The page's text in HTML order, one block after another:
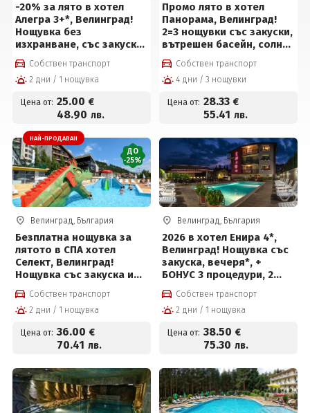
-20% за лято в хотел
Алегра 3+*, Велинград!
Нощувка без
изхранване, със закуска,
обяд*, вечеря*, външен
и вътрешен басейн с
минерална вода,
от 25 € на човек
Собствен транспорт
2 дни / 1 нощувка
Цена от: 25.00 €
48.90 лв.
Промо лято в хотел
Панорама, Велинград!
2=3 нощувки със закуски,
вътрешен басейн, солна
стая и сауна за 85 евро
на човек
Собствен транспорт
4 дни / 3 нощувки
Цена от: 28.33 €
55.41 лв.
НАЙ-ПРОДАВАН
ДО
-25%
Велинград, България
Безплатна нощувка за
лятото в СПА хотел
Селект, Велинград!
Нощувка със закуска и
вечеря + обяд* или на All
inclusive light, вътрешен
басейн с полу-
минерална вода, външен
детски мини Аквапарк на
Собствен транспорт
2 дни / 1 нощувка
Цена от: 36.00 €
70.41 лв.
Велинград, България
2026 в хотел Енира 4*,
Велинград! Нощувка със
закуска, вечеря*, +
БОНУС 3 процедури, 2
басейна с минерална
вода, детски басейн,
джакузи и СПА пакет на
Собствен транспорт
2 дни / 1 нощувка
Цена от: 38.50 €
75.30 лв.